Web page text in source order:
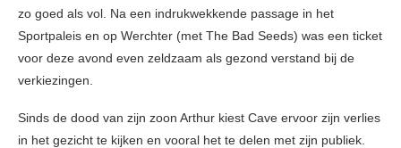
zo goed als vol. Na een indrukwekkende passage in het
Sportpaleis en op Werchter (met The Bad Seeds) was een ticket
voor deze avond even zeldzaam als gezond verstand bij de
verkiezingen.
Sinds de dood van zijn zoon Arthur kiest Cave ervoor zijn verlies
in het gezicht te kijken en vooral het te delen met zijn publiek.